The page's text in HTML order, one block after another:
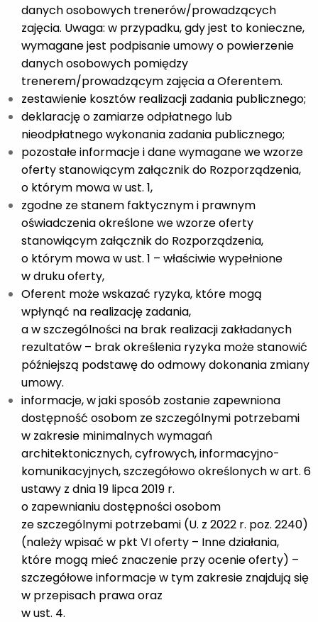
danych osobowych trenerów/prowadzących
zajęcia. Uwaga: w przypadku, gdy jest to konieczne,
wymagane jest podpisanie umowy o powierzenie
danych osobowych pomiędzy
trenerem/prowadzącym zajęcia a Oferentem.
zestawienie kosztów realizacji zadania publicznego;
deklarację o zamiarze odpłatnego lub
nieodpłatnego wykonania zadania publicznego;
pozostałe informacje i dane wymagane we wzorze
oferty stanowiącym załącznik do Rozporządzenia,
o którym mowa w ust. 1,
zgodne ze stanem faktycznym i prawnym
oświadczenia określone we wzorze oferty
stanowiącym załącznik do Rozporządzenia,
o którym mowa w ust. 1 – właściwie wypełnione
w druku oferty,
Oferent może wskazać ryzyka, które mogą
wpłynąć na realizację zadania,
a w szczególności na brak realizacji zakładanych
rezultatów – brak określenia ryzyka może stanowić
późniejszą podstawę do odmowy dokonania zmiany
umowy.
informacje, w jaki sposób zostanie zapewniona
dostępność osobom ze szczególnymi potrzebami
w zakresie minimalnych wymagań
architektonicznych, cyfrowych, informacyjno-
komunikacyjnych, szczegółowo określonych w art. 6
ustawy z dnia 19 lipca 2019 r.
o zapewnianiu dostępności osobom
ze szczególnymi potrzebami (U. z 2022 r. poz. 2240)
(należy wpisać w pkt VI oferty – Inne działania,
które mogą mieć znaczenie przy ocenie oferty) –
szczegółowe informacje w tym zakresie znajdują się
w przepisach prawa oraz
w ust. 4.